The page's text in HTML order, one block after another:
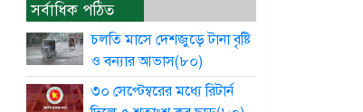
সর্বাধিক পঠিত
চলতি মাসে দেশজুড়ে টানা বৃষ্টি
ও বন্যার আভাস(৮০)
৩০ সেপ্টেম্বরের মধ্যে রিটার্ন